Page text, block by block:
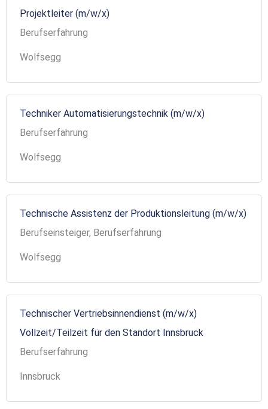
Projektleiter (m/w/x)
Berufserfahrung
Wolfsegg
Techniker Automatisierungstechnik (m/w/x)
Berufserfahrung
Wolfsegg
Technische Assistenz der Produktionsleitung (m/w/x)
Berufseinsteiger, Berufserfahrung
Wolfsegg
Technischer Vertriebsinnendienst (m/w/x)
Vollzeit/Teilzeit für den Standort Innsbruck
Berufserfahrung
Innsbruck